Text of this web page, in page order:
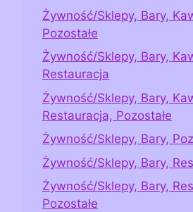
Żywność/Sklepy, Bary,
Pozostałe
Żywność/Sklepy, Bary,
Restauracja
Żywność/Sklepy, Bary,
Restauracja, Pozostałe
Żywność/Sklepy, Bary,
Żywność/Sklepy, Bary,
Żywność/Sklepy, Bary,
Pozostałe